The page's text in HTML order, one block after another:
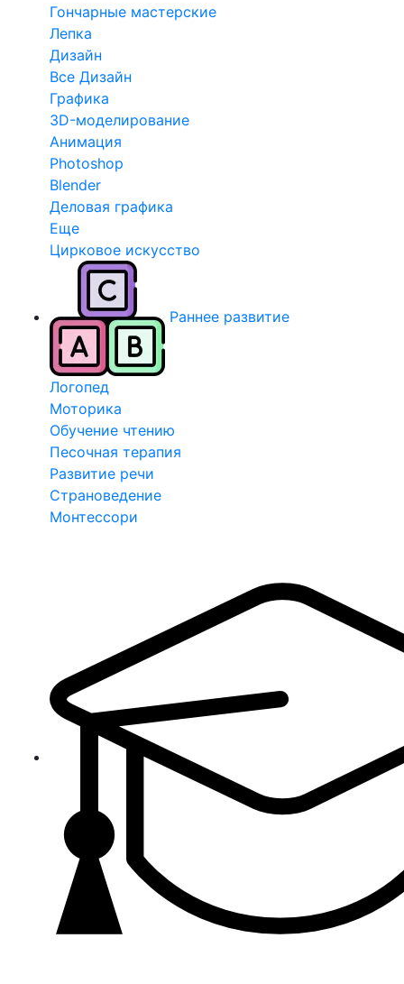
Гончарные мастерские
Лепка
Дизайн
Все Дизайн
Графика
3D-моделирование
Анимация
Photoshop
Blender
Деловая графика
Еще
Цирковое искусство
Раннее развитие
Логопед
Моторика
Обучение чтению
Песочная терапия
Развитие речи
Страноведение
Монтессори